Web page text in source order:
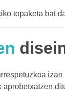
topaketa bat